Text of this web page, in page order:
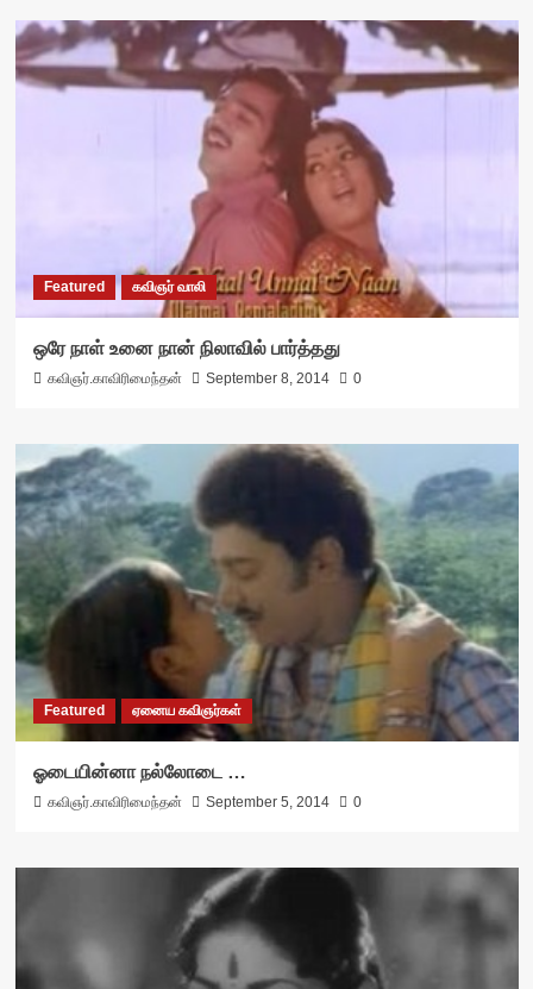
Featured கவிஞர் வாலி
ஒரே நாள் உனை நான் நிலாவில் பார்த்தது
கவிஞர்.காவிரிமைந்தன் September 8, 2014 0
Featured ஏனைய கவிஞர்கள்
ஓடையின்னா நல்லோடை …
கவிஞர்.காவிரிமைந்தன் September 5, 2014 0